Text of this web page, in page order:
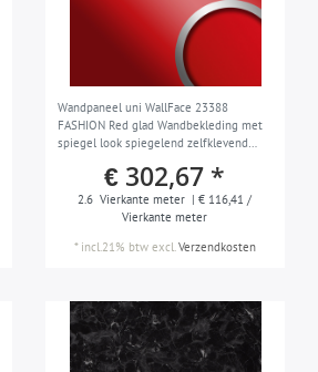
Wandpaneel uni WallFace 23388
FASHION Red glad Wandbekleding met
spiegel look spiegelend zelfklevend
€ 302,67 *
2.6 Vierkante meter | € 116,41 /
Vierkante meter
* incl.21% btwexcl.Verzendkosten